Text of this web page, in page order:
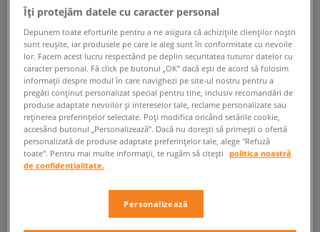
Nike M2K Tekno – lasă-te cucerit de forma
modernă
Îți place să ieși în evidență și să-ți pui la punct look-ul de zi cu zi? Sau
poate aparții grupului de freaks moderni, cărora le place să amestece
stilurile și să-și facă remarcat caracterul cu ajutorul culorilor și al outfit-
ului? Apreciezi extravaganța, iar construcțiile futuriste mereu au avut un
loc special în garderoba ta? Trimiterile la stilul retro combinate cu
soluțiile de design te tentează prin stilul original? În acest caz ugly shoes
Nike M2K Tekno cu siguranță îți vor completa în curând colecția! Iar
acum… află mai multe despre această încălțăminte!
Nike M2K Teknoa fost o adevărată provocare
Îți protejăm datele cu caracter personal
Depunem toate eforturile pentru a ne asigura că achizițiile clienților noștri
sunt reușite, iar produsele pe care le aleg sunt în conformitate cu nevoile
lor. Facem acest lucru respectând pe deplin securitatea tuturor datelor cu
caracter personal. Fă click pe butonul „OK” dacă ești de acord să folosim
informații despre modul în care navighezi pe site-ul nostru pentru a
pregăti conținut personalizat special pentru tine, inclusiv recomandări de
produse adaptate nevoilor și intereselor tale, reclame personalizate sau
reținerea preferințelor selectate. Poți modifica oricând setările cookie,
accesând butonul „Personalizează”. Dacă nu dorești să primești o ofertă
personalizată de produse adaptate preferințelor tale, alege "Refuză
toate". Pentru mai multe informații, te rugăm să citești
politica noastră
de confidențialitate.
Personalizează